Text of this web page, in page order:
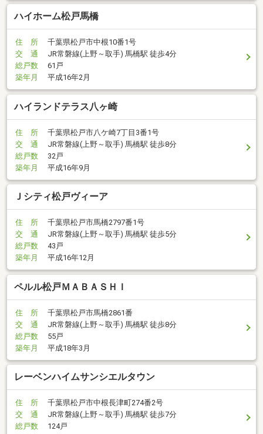
ハイホーム松戸馬橋
住 所
千葉県松戸市中根10番1号
交 通
JR常磐線(上野～取手) 馬橋駅 徒歩4分
総戸数
61戸
築年月
平成16年2月
ハイランドテラス八ヶ崎
住 所
千葉県松戸市八ケ崎7丁目3番1号
交 通
JR常磐線(上野～取手) 馬橋駅 徒歩8分
総戸数
32戸
築年月
平成16年9月
Ｊシティ松戸ヴィーア
住 所
千葉県松戸市馬橋2797番1号
交 通
JR常磐線(上野～取手) 馬橋駅 徒歩5分
総戸数
43戸
築年月
平成16年12月
ペルル松戸ＭＡＢＡＳＨＩ
住 所
千葉県松戸市馬橋2861番
交 通
JR常磐線(上野～取手) 馬橋駅 徒歩8分
総戸数
55戸
築年月
平成18年3月
レーベンハイムサンシエルタウン
住 所
千葉県松戸市中根長津町274番2号
交 通
JR常磐線(上野～取手) 馬橋駅 徒歩7分
総戸数
124戸